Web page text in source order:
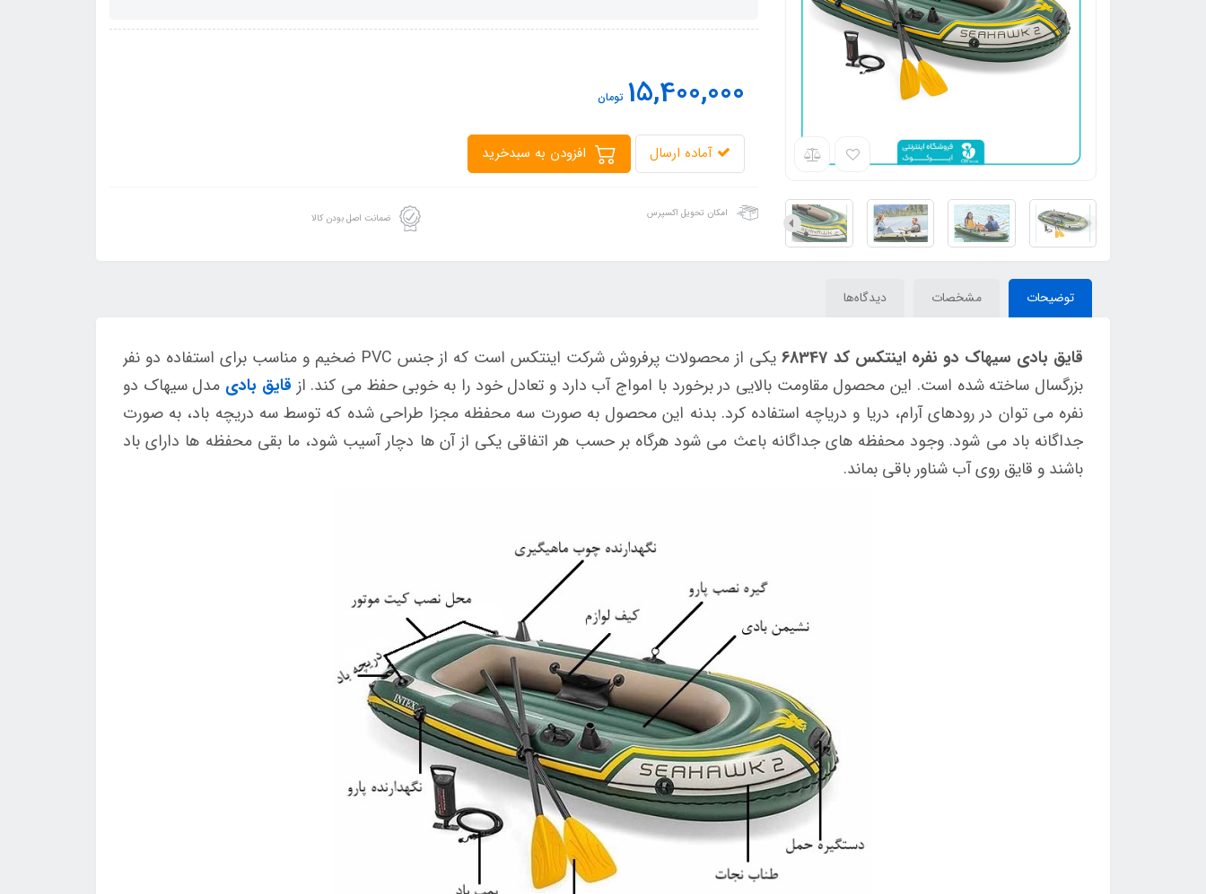
15,400,000 تومان
آماده ارسال
امکان تحویل اکسپرس ضمانت اصل بودن کالا
توضیحات مشخصات دیدگاه‌ها
قایق بادی سیهاک دو نفره اینتکس کد 68347
یکی از محصولات پرفروش شرکت اینتکس است که از جنس PVC ضخیم و مناسب برای استفاده دو نفر
بزرگسال ساخته شده است. این محصول مقاومت بالایی در برخورد با امواج آب دارد و تعادل خود را به خوبی حفظ می کند. از قایق بادی مدل سیهاک دو
نفره می توان در رودهای آرام، دریا و دریاچه استفاده کرد. بدنه این محصول به صورت سه محفظه مجزا طراحی شده که توسط سه دریچه باد، به صورت
جداگانه باد می شود. وجود محفظه های جداگانه باعث می شود هرگاه بر حسب هر اتفاقی یکی از آن ها دچار آسیب شود، ما بقی محفظه ها دارای باد
باشند و قایق روی آب شناور باقی بماند.